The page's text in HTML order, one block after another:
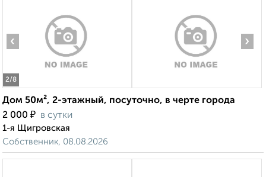
2/8
‹ ›
Дом 50м², 2-этажный, посуточно, в черте города
2 000 ₽ в сутки
1-я Щигровская
Собственник, 08.08.2026